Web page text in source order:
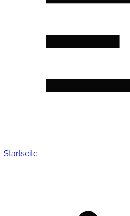
Startseite